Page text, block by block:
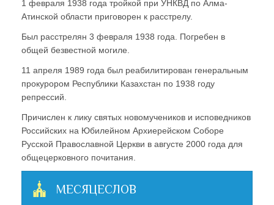
1 февраля 1938 года тройкой при УНКВД по Aлмa-
Aтинской области приговорен к расстрелу.
Был расстрелян 3 февраля 1938 года. Погребен в
общей безвестной могиле.
11 апреля 1989 года был реабилитирован генеральным
прокурором Республики Казахстан по 1938 году
репрессий.
Причислен к лику святых новомучеников и исповедников
Российских на Юбилейном Архиерейском Соборе
Русской Православной Церкви в августе 2000 года для
общецерковного почитания.
МЕСЯЦЕСЛОВ